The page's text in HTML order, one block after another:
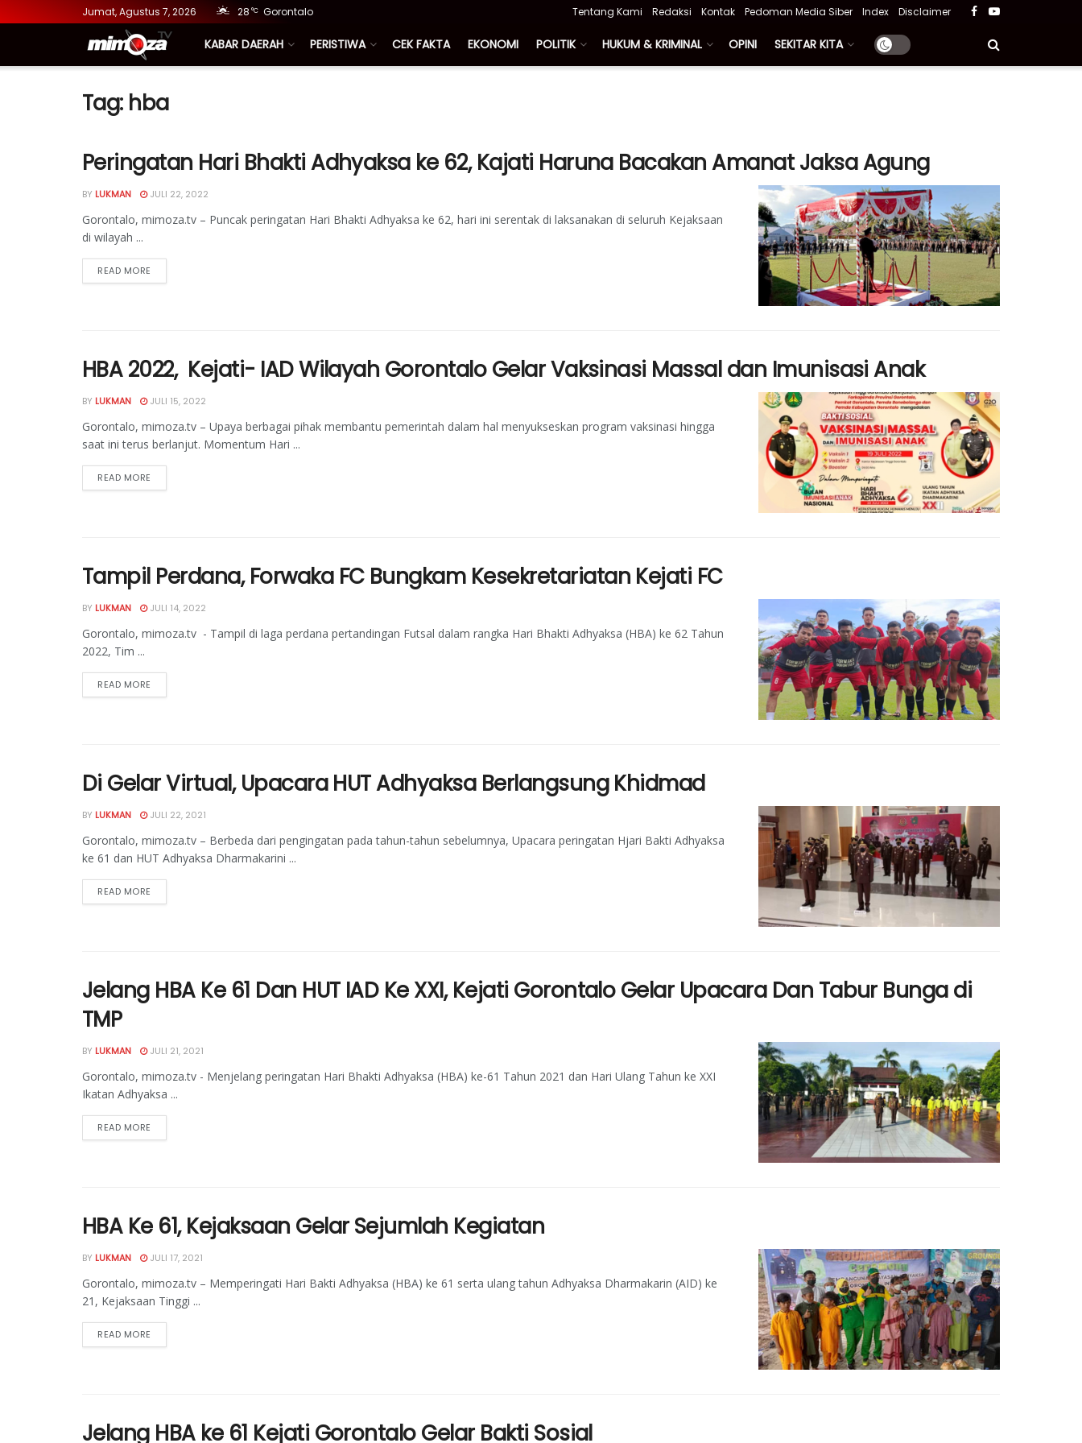
Jumat, Agustus 7, 2026 28 °C Gorontalo Tentang Kami Redaksi Kontak Pedoman Media Siber Index Disclaimer
KABAR DAERAH PERISTIWA CEK FAKTA EKONOMI POLITIK HUKUM & KRIMINAL OPINI SEKITAR KITA
Tag: hba
Peringatan Hari Bhakti Adhyaksa ke 62, Kajati Haruna Bacakan Amanat Jaksa Agung
BY LUKMAN JULI 22, 2022
Gorontalo, mimoza.tv – Puncak peringatan Hari Bhakti Adhyaksa ke 62, hari ini serentak di laksanakan di seluruh Kejaksaan
di wilayah ...
READ MORE
HBA 2022, Kejati- IAD Wilayah Gorontalo Gelar Vaksinasi Massal dan Imunisasi Anak
BY LUKMAN JULI 15, 2022
Gorontalo, mimoza.tv – Upaya berbagai pihak membantu pemerintah dalam hal menyukseskan program vaksinasi hingga
saat ini terus berlanjut. Momentum Hari ...
READ MORE
Tampil Perdana, Forwaka FC Bungkam Kesekretariatan Kejati FC
BY LUKMAN JULI 14, 2022
Gorontalo, mimoza.tv - Tampil di laga perdana pertandingan Futsal dalam rangka Hari Bhakti Adhyaksa (HBA) ke 62 Tahun
2022, Tim ...
READ MORE
Di Gelar Virtual, Upacara HUT Adhyaksa Berlangsung Khidmad
BY LUKMAN JULI 22, 2021
Gorontalo, mimoza.tv – Berbeda dari pengingatan pada tahun-tahun sebelumnya, Upacara peringatan Hjari Bakti Adhyaksa
ke 61 dan HUT Adhyaksa Dharmakarini ...
READ MORE
Jelang HBA Ke 61 Dan HUT IAD Ke XXI, Kejati Gorontalo Gelar Upacara Dan Tabur Bunga di
TMP
BY LUKMAN JULI 21, 2021
Gorontalo, mimoza.tv - Menjelang peringatan Hari Bhakti Adhyaksa (HBA) ke-61 Tahun 2021 dan Hari Ulang Tahun ke XXI
Ikatan Adhyaksa ...
READ MORE
HBA Ke 61, Kejaksaan Gelar Sejumlah Kegiatan
BY LUKMAN JULI 17, 2021
Gorontalo, mimoza.tv – Memperingati Hari Bakti Adhyaksa (HBA) ke 61 serta ulang tahun Adhyaksa Dharmakarin (AID) ke
21, Kejaksaan Tinggi ...
READ MORE
Jelang HBA ke 61 Kejati Gorontalo Gelar Bakti Sosial